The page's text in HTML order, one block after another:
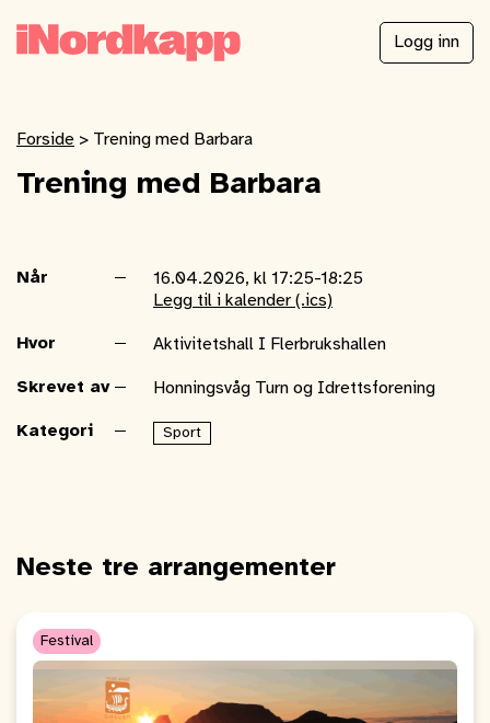
Logg inn
Forside > Trening med Barbara
Trening med Barbara
Når
16.04.2026, kl 17:25-18:25
Legg til i kalender (.ics)
Hvor Aktivitetshall I Flerbrukshallen
Skrevet av Honningsvåg Turn og Idrettsforening
Kategori Sport
Neste tre arrangementer
Festival